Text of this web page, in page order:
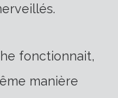
fonctionnait,
manière